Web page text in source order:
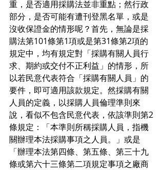
重，是否適用採購法並非重點；然行政
部分，是否可能有遭刊登黑名單，或是
沒收保證金的情形呢？首先，無論是採
購法第101條第1項或是第31條第2項的
規定中，均有規定對「採購有關人員行
求、期約或交付不正利益」的情形，所
以若民意代表符合「採購有關人員」的
要件，即可適用該款規定。然採購有關
人員的定義，以採購人員倫理準則來
說，看似不包含民意代表，依該準則第2
條規定：「本準則所稱採購人員，指機
關辦理本法採購事項之人員。」或是
「辦理本法第四條、第五條、第三十九
條或第六十三條第二項規定事項之廠商